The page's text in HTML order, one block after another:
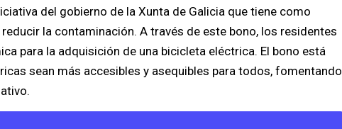
del gobierno de la Xunta de Galicia que tiene como
la contaminación. A través de este bono, los residentes
para la adquisición de una bicicleta eléctrica. El bono está
sean más accesibles y asequibles para todos, fomentando